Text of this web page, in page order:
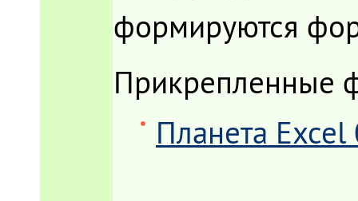
формируются
Прикрепленные
Планета Excel